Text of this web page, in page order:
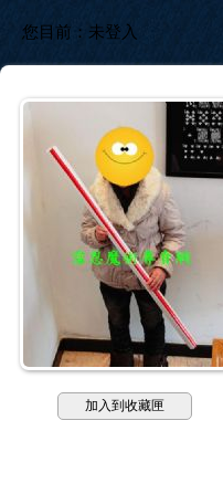
您目前： 未登入
加入到收藏匣